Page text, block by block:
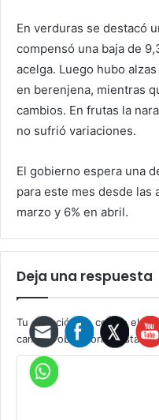
En verduras se destacó
compensó una baja de
acelga. Luego hubo
en berenjena, mientras
cambios. En frutas la
no sufrió variaciones.
El gobierno espera una
para este mes desde las
marzo y 6% en abril.
Deja una respuesta
Tu dirección de correo
campos obligatorios están